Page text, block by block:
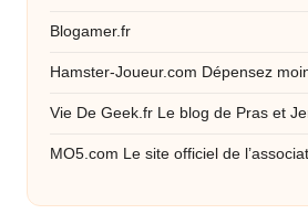
Blogamer.fr
Hamster-Joueur.com Dépensez
Vie De Geek.fr Le blog de Pras et
MO5.com Le site officiel de